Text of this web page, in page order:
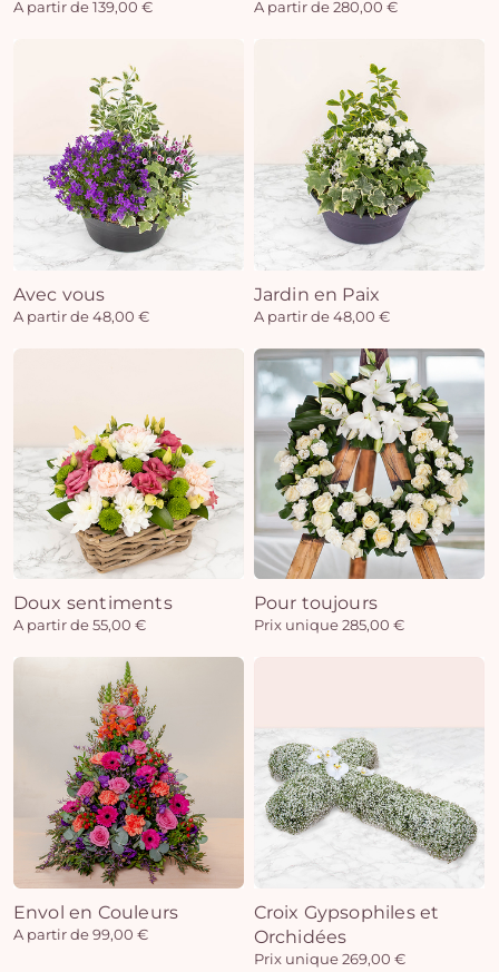
A partir de 139,00 € A partir de 280,00 €
Avec vous
A partir de 48,00 €
Jardin en Paix
A partir de 48,00 €
Doux sentiments
A partir de 55,00 €
Pour toujours
Prix unique 285,00 €
Envol en Couleurs
A partir de 99,00 €
Croix Gypsophiles et
Orchidées
Prix unique 269,00 €